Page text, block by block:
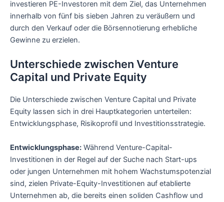
investieren PE-Investoren mit dem Ziel, das Unternehmen
innerhalb von fünf bis sieben Jahren zu veräußern und
durch den Verkauf oder die Börsennotierung erhebliche
Gewinne zu erzielen.
Unterschiede zwischen Venture
Capital und Private Equity
Die Unterschiede zwischen Venture Capital und Private
Equity lassen sich in drei Hauptkategorien unterteilen:
Entwicklungsphase, Risikoprofil und Investitionsstrategie.
Entwicklungsphase: Während Venture-Capital-
Investitionen in der Regel auf der Suche nach Start-ups
oder jungen Unternehmen mit hohem Wachstumspotenzial
sind, zielen Private-Equity-Investitionen auf etablierte
Unternehmen ab, die bereits einen soliden Cashflow und